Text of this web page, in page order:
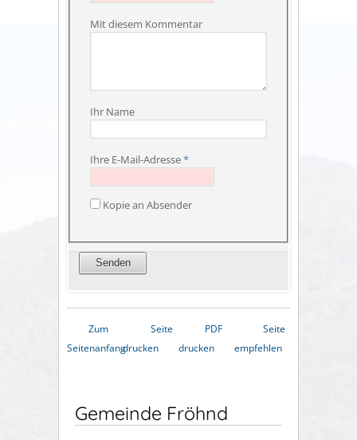
Mit diesem Kommentar
Ihr Name
Ihre E-Mail-Adresse*
Kopie an Absender
Zum
Seitenanfang
Seite
drucken
PDF
drucken
Seite
empfehlen
Gemeinde Fröhnd